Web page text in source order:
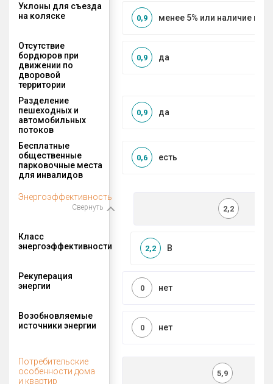
Уклоны для съезда
на коляске
менее 5% или наличие
0,9
Отсутствие
бордюров при
движении по
дворовой
территории
да
0,9
Разделение
пешеходных и
автомобильных
потоков
да
0,9
Бесплатные
общественные
парковочные места
для инвалидов
есть
0,6
Энергоэффективность
Свернуть 2,2
Класс
энергоэффективности
B
2,2
Рекуперация
энергии
нет
0
Возобновляемые
источники энергии
нет
0
Потребительские
особенности дома
и квартир
5,9